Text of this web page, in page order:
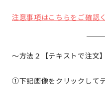
注意事項はこちらをご確認
～方法２【テキストで注文
①下記画像をクリックして